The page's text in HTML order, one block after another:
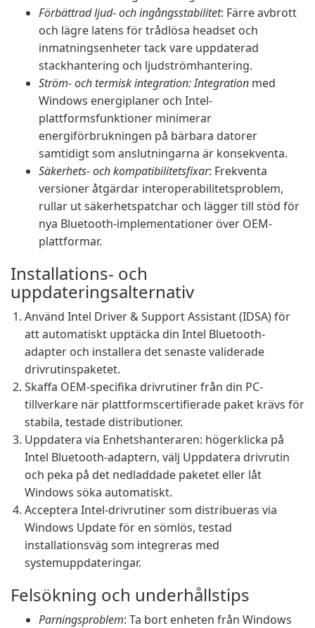
Förbättrad ljud- och ingångsstabilitet: Färre avbrott
och lägre latens för trådlösa headset och
inmatningsenheter tack vare uppdaterad
stackhantering och ljudströmhantering.
Ström- och termisk integration: Integration med
Windows energiplaner och Intel-
plattformsfunktioner minimerar
energiförbrukningen på bärbara datorer
samtidigt som anslutningarna är konsekventa.
Säkerhets- och kompatibilitetsfixar: Frekventa
versioner åtgärdar interoperabilitetsproblem,
rullar ut säkerhetspatchar och lägger till stöd för
nya Bluetooth-implementationer över OEM-
plattformar.
Installations- och
uppdateringsalternativ
Använd Intel Driver & Support Assistant (IDSA) för
att automatiskt upptäcka din Intel Bluetooth-
adapter och installera det senaste validerade
drivrutinspaketet.
Skaffa OEM-specifika drivrutiner från din PC-
tillverkare när plattformscertifierade paket krävs för
stabila, testade distributioner.
Uppdatera via Enhetshanteraren: högerklicka på
Intel Bluetooth-adaptern, välj Uppdatera drivrutin
och peka på det nedladdade paketet eller låt
Windows söka automatiskt.
Acceptera Intel-drivrutiner som distribueras via
Windows Update för en sömlös, testad
installationsväg som integreras med
systemuppdateringar.
Felsökning och underhållstips
Parningsproblem: Ta bort enheten från Windows